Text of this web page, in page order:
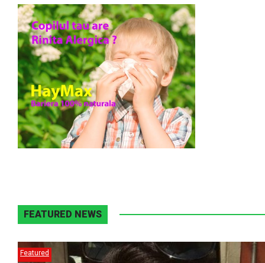
FEATURED NEWS
Featured